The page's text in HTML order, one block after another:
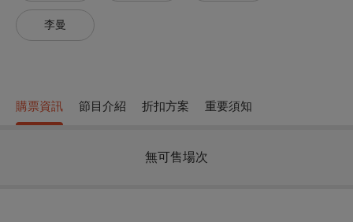
李曼
購票資訊 節目介紹 折扣方案 重要須知
無可售場次